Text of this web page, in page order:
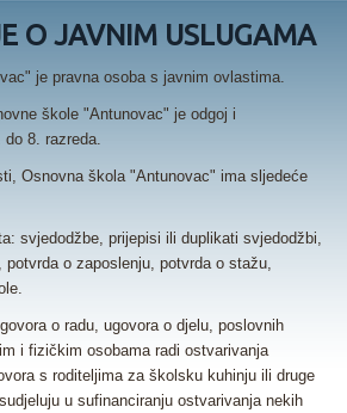
O JAVNIM USLUGAMA
je pravna osoba s javnim ovlastima.
škole "Antunovac" je odgoj i
do 8. razreda.
Osnovna škola "Antunovac" ima sljedeće
svjedodžbe, prijepisi ili duplikati svjedodžbi,
o zaposlenju, potvrda o stažu,
o radu, ugovora o djelu, poslovnih
i fizičkim osobama radi ostvarivanja
s roditeljima za školsku kuhinju ili druge
u sufinanciranju ostvarivanja nekih